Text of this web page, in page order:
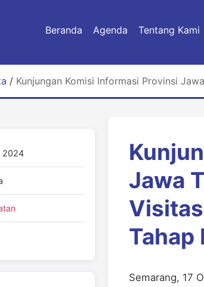
Beranda Agenda Tentang Kami
/ Kunjungan Komisi Informasi Provinsi
2024
Jawa
Tahap
Semarang, 17